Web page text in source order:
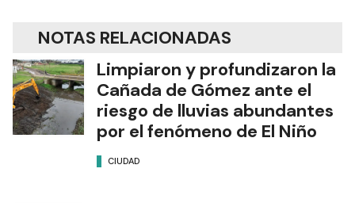
NOTAS RELACIONADAS
Limpiaron y profundizaron la
Cañada de Gómez ante el
riesgo de lluvias abundantes
por el fenómeno de El Niño
CIUDAD